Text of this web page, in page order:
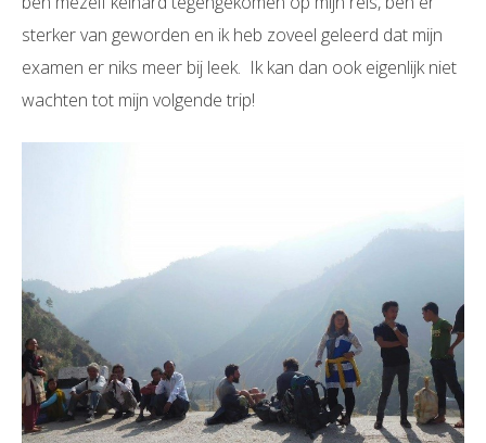
sterker van geworden en ik heb zoveel geleerd dat mijn
examen er niks meer bij leek. Ik kan dan ook eigenlijk niet
wachten tot mijn volgende trip!